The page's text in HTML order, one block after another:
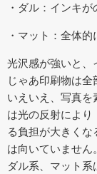
・ダル：インキ
・マット：全体
光沢感が強いと、
じゃあ印刷物は
いえいえ、写真
は光の反射によ
る負担が大きく
は向いていません。
ダル系、マット